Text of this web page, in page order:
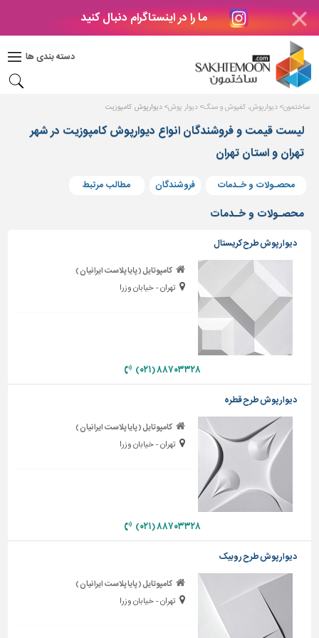
ما را در اینستاگرام دنبال کنید
دسته بندی ها
دکوراسیون
بتن
های
بتنی
درب
پنجره
مصالح
پله،
دیوارپوش،
کفپوش
و
سرویس
بهداشتی
ابزار،یراق
و
ماشین
آلات
برقی،روشنایی،ایمنی
و
نما
ساخت
و
ساز
ساختمون دیوارپوش، کفپوش و سنگ دیوار پوش دیوارپوش کامپوزیت
لیست قیمت و فروشندگان انواع دیوارپوش کامپوزیت در شهر
تهران و استان تهران
محصـولات و خـدمات فروشندگان مطالب مرتبط
محصـولات و خـدمات
دیوارپوش طرح کریستال
کامپوتایل ( پایا پلاست ایرانیان )
تهران - خیابان وزرا
۸۸۷۰۳۳۲۸ (۰۲۱)
دیوارپوش طرح قطره
کامپوتایل ( پایا پلاست ایرانیان )
تهران - خیابان وزرا
۸۸۷۰۳۳۲۸ (۰۲۱)
دیوارپوش طرح روبیک
کامپوتایل ( پایا پلاست ایرانیان )
تهران - خیابان وزرا